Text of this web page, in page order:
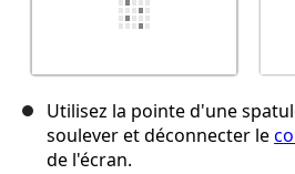
Utilisez la pointe d'une
soulever et déconnecter le
de l'écran.